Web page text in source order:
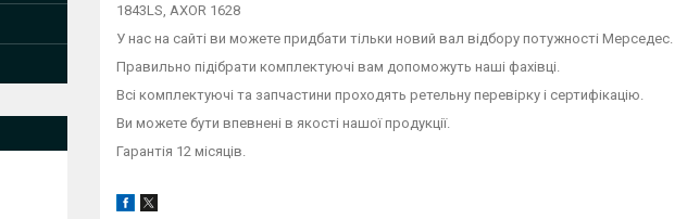
1843LS, AXOR 1628
У нас на сайті ви можете придбати тільки новий вал відбору потужності Мерседес.
Правильно підібрати комплектуючі вам допоможуть наші фахівці.
Всі комплектуючі та запчастини проходять ретельну перевірку і сертифікацію.
Ви можете бути впевнені в якості нашої продукції.
Гарантія 12 місяців.